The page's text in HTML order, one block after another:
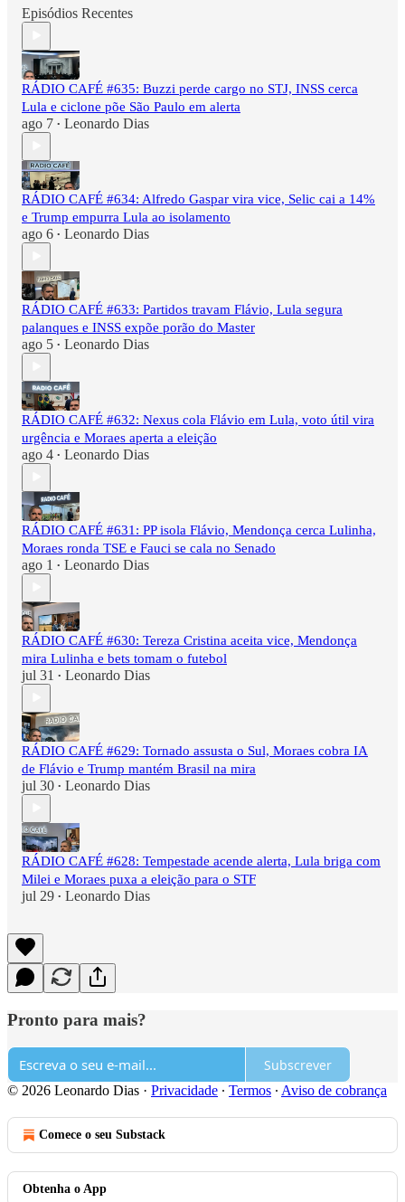
Episódios Recentes
RÁDIO CAFÉ #635: Buzzi perde cargo no STJ, INSS cerca
Lula e ciclone põe São Paulo em alerta
ago 7 • Leonardo Dias
RÁDIO CAFÉ #634: Alfredo Gaspar vira vice, Selic cai a 14%
e Trump empurra Lula ao isolamento
ago 6 • Leonardo Dias
RÁDIO CAFÉ #633: Partidos travam Flávio, Lula segura
palanques e INSS expõe porão do Master
ago 5 • Leonardo Dias
RÁDIO CAFÉ #632: Nexus cola Flávio em Lula, voto útil vira
urgência e Moraes aperta a eleição
ago 4 • Leonardo Dias
RÁDIO CAFÉ #631: PP isola Flávio, Mendonça cerca Lulinha,
Moraes ronda TSE e Fauci se cala no Senado
ago 1 • Leonardo Dias
RÁDIO CAFÉ #630: Tereza Cristina aceita vice, Mendonça
mira Lulinha e bets tomam o futebol
jul 31 • Leonardo Dias
RÁDIO CAFÉ #629: Tornado assusta o Sul, Moraes cobra IA
de Flávio e Trump mantém Brasil na mira
jul 30 • Leonardo Dias
RÁDIO CAFÉ #628: Tempestade acende alerta, Lula briga com
Milei e Moraes puxa a eleição para o STF
jul 29 • Leonardo Dias
Pronto para mais?
Subscrever
© 2026 Leonardo Dias · Privacidade ∙ Termos ∙ Aviso de cobrança
Comece o seu Substack
Obtenha o App